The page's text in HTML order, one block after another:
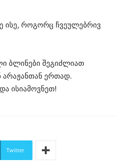
ისე, როგორც ჩვეულებრივ
ბლინები შეგიძლიათ
ერთად.
ისიამოვნეთ!
Twitter